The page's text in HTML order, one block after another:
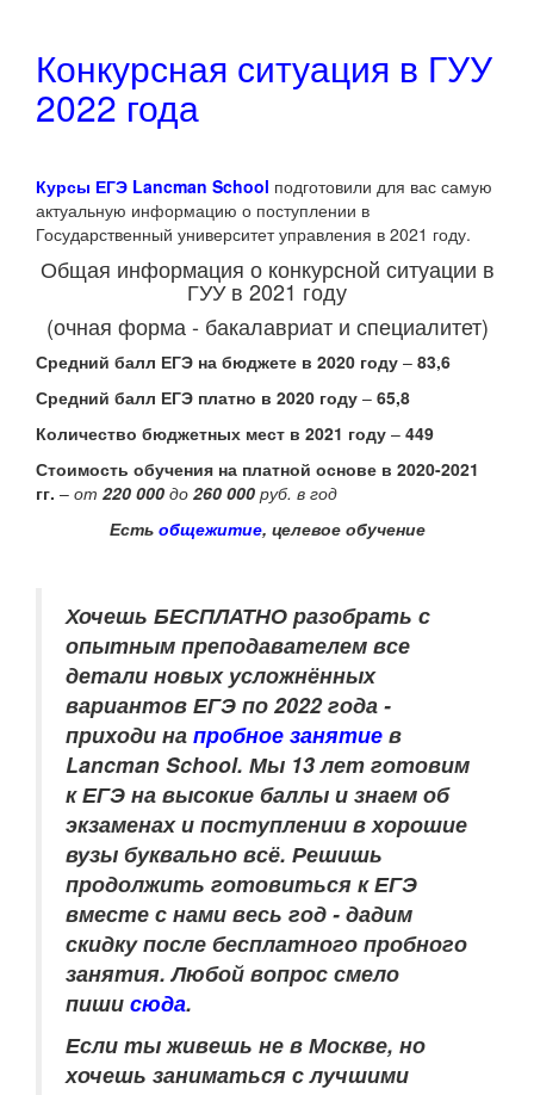
Конкурсная ситуация в ГУУ
2022 года
Курсы ЕГЭ Lancman School подготовили для вас самую
актуальную информацию о поступлении в
Государственный университет управления в 2021 году.
Общая информация о конкурсной ситуации в
ГУУ в 2021 году
(очная форма - бакалавриат и специалитет)
Средний балл ЕГЭ на бюджете в 2020 году – 83,6
Средний балл ЕГЭ платно в 2020 году – 65,8
Количество бюджетных мест в 2021 году – 449
Стоимость обучения на платной основе в 2020-2021
гг. – от 220 000 до 260 000 руб. в год
Есть общежитие, целевое обучение
Хочешь БЕСПЛАТНО разобрать с
опытным преподавателем все
детали новых усложнённых
вариантов ЕГЭ по 2022 года -
приходи на пробное занятие в
Lancman School. Мы 13 лет готовим
к ЕГЭ на высокие баллы и знаем об
экзаменах и поступлении в хорошие
вузы буквально всё. Решишь
продолжить готовиться к ЕГЭ
вместе с нами весь год - дадим
скидку после бесплатного пробного
занятия. Любой вопрос смело
пиши сюда.
Если ты живешь не в Москве, но
хочешь заниматься с лучшими